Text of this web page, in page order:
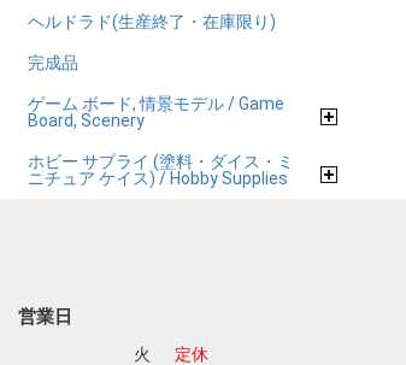
ヘルドラド(生産終了・在庫限り)
完成品
ゲーム ボード, 情景モデル / Game
Board, Scenery
ホビー サプライ (塗料・ダイス・ミ
ニチュア ケイス) / Hobby Supplies
営業日
火
定休